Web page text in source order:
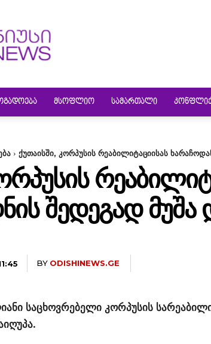
ᲛᲡᲝᲤᲚᲘᲝ ᲡᲐᲛᲐᲠᲗᲐᲚᲘ
ქუთაისში, კორპუსის რეაბილიტაციისას
ᲨᲔᲓᲔᲒᲐᲓ ᲛᲣᲨᲐ
BY ODISHINEWS.GE
საცხოვრებელი კორპუსის